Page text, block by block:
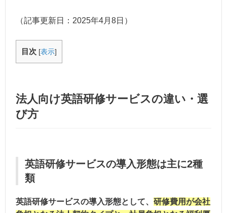
（記事更新日： 2025年4月8日 ）
目次 [表示]
法人向け英語研修サービスの違い・選
び方
英語研修サービスの導入形態は主に2種
類
英語研修サービスの導入形態として、 研修費用が会社